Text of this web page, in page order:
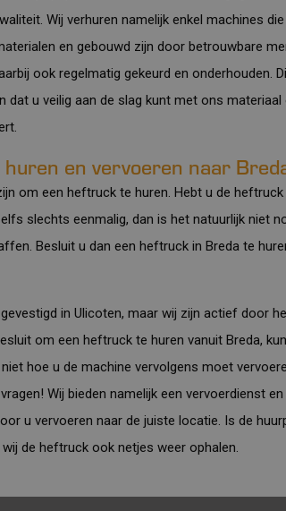
Wij verhuren namelijk enkel machines
en gebouwd zijn door betrouwbare
ook regelmatig gekeurd en onderhouden.
dat u veilig aan de slag kunt met ons materiaal
en vervoeren naar
om een heftruck te huren. Hebt u de
slechts eenmalig, dan is het natuurlijk niet
Besluit u dan een heftruck in Breda te
in Ulicoten, maar wij zijn actief door
om een heftruck te huren vanuit Breda,
hoe u de machine vervolgens moet
Wij bieden namelijk een vervoerdienst en
u vervoeren naar de juiste locatie. Is de
de heftruck ook netjes weer ophalen.